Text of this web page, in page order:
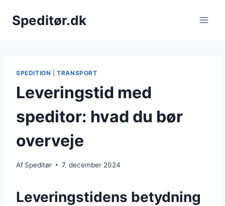
Speditør.dk
SPEDITION |TRANSPORT
Leveringstid med
speditor: hvad du bør
overveje
Af Speditør 7. december 2024
Leveringstidens betydning